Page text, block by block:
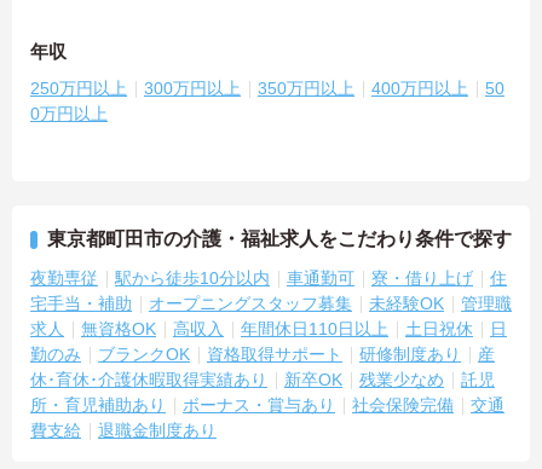
年収
250万円以上 300万円以上 350万円以上 400万円以上
50
0万円以上
東京都町田市の介護・福祉求人をこだわり条件で探す
夜勤専従 駅から徒歩10分以内 車通勤可 寮・借り上げ
住
宅手当・補助
オープニングスタッフ募集 未経験OK
管理職
求人
無資格OK 高収入 年間休日110日以上 土日祝休
日
勤のみ
ブランクOK 資格取得サポート 研修制度あり
産
休･育休･介護休暇取得実績あり
新卒OK 残業少なめ
託児
所・育児補助あり
ボーナス・賞与あり 社会保険完備
交通
費支給
退職金制度あり